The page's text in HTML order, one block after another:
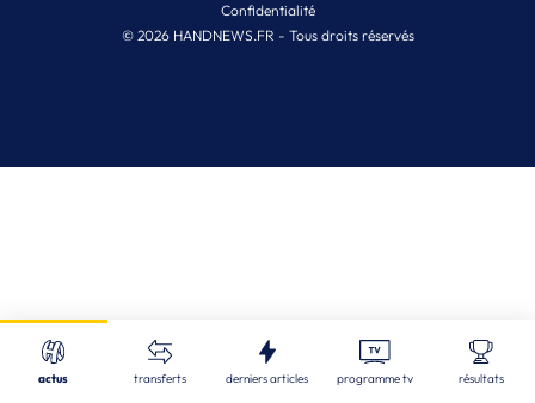
Recherche
© 2026 HANDNEWS.FR - Tous droits réservés
Confidentialité
actus transferts derniers articles programme tv résultats
Nos derniers articles
EDF (M) U18 - 1/4 | 06/08/2026